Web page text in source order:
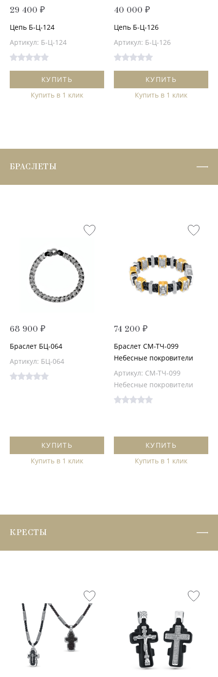
29 400 ₽
Цепь Б-Ц-124
Артикул: Б-Ц-124
КУПИТЬ
Купить в 1 клик
40 000 ₽
Цепь Б-Ц-126
Артикул: Б-Ц-126
КУПИТЬ
Купить в 1 клик
БРАСЛЕТЫ
68 900 ₽
Браслет БЦ-064
Артикул: БЦ-064
КУПИТЬ
Купить в 1 клик
74 200 ₽
Браслет СМ-ТЧ-099
Небесные покровители
Артикул: СМ-ТЧ-099
Небесные покровители
КУПИТЬ
Купить в 1 клик
КРЕСТЫ